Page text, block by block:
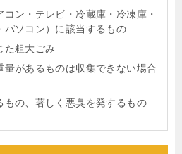
コン・テレビ・冷蔵庫・冷凍庫・
パソコン）に該当するもの
た粗大ごみ
量があるものは収集できない場合
もの、著しく悪臭を発するもの